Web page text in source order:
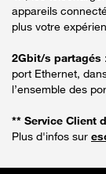
appareils
plus votre
2Gbit/s partagés
port Ethernet,
l’ensemble des
** Service Client
Plus d'infos sur